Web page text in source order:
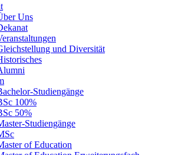
Uns
und Diversität
Studiengänge
100%
50%
Studiengänge
of Education